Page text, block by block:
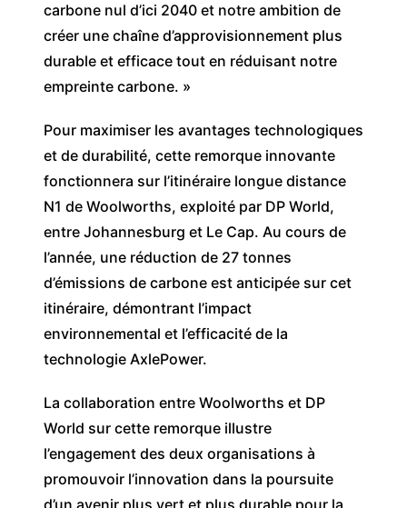
carbone nul d’ici 2040 et notre ambition de
créer une chaîne d’approvisionnement plus
durable et efficace tout en réduisant notre
empreinte carbone. »
Pour maximiser les avantages technologiques
et de durabilité, cette remorque innovante
fonctionnera sur l’itinéraire longue distance
N1 de Woolworths, exploité par DP World,
entre Johannesburg et Le Cap. Au cours de
l’année, une réduction de 27 tonnes
d’émissions de carbone est anticipée sur cet
itinéraire, démontrant l’impact
environnemental et l’efficacité de la
technologie AxlePower.
La collaboration entre Woolworths et DP
World sur cette remorque illustre
l’engagement des deux organisations à
promouvoir l’innovation dans la poursuite